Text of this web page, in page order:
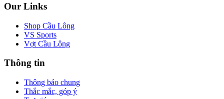
Our Links
Shop Cầu Lông
VS Sports
Vợt Cầu Lông
Thông tin
Thông báo chung
Thắc mắc, góp ý